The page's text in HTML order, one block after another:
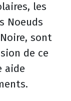
les
Noeuds
sont
de ce
aide